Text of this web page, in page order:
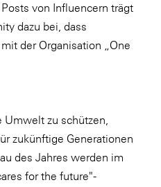
von Influencern trägt
dazu bei, dass
der Organisation „One
zu schützen,
zukünftige Generationen
des Jahres werden im
for the future"-